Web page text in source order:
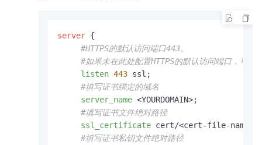
server {
#HTTPS的默认访问端口443。
#如果未在此处配置HTTPS的默认访问端口，可
listen 443 ssl;
#填写证书绑定的域名
server_name <YOURDOMAIN>;
#填写证书文件绝对路径
ssl_certificate cert/<cert-file-
#填写证书私钥文件绝对路径